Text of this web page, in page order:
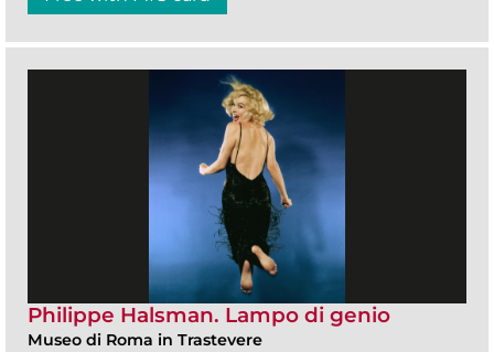
Philippe Halsman. Lampo di genio
Museo di Roma in Trastevere